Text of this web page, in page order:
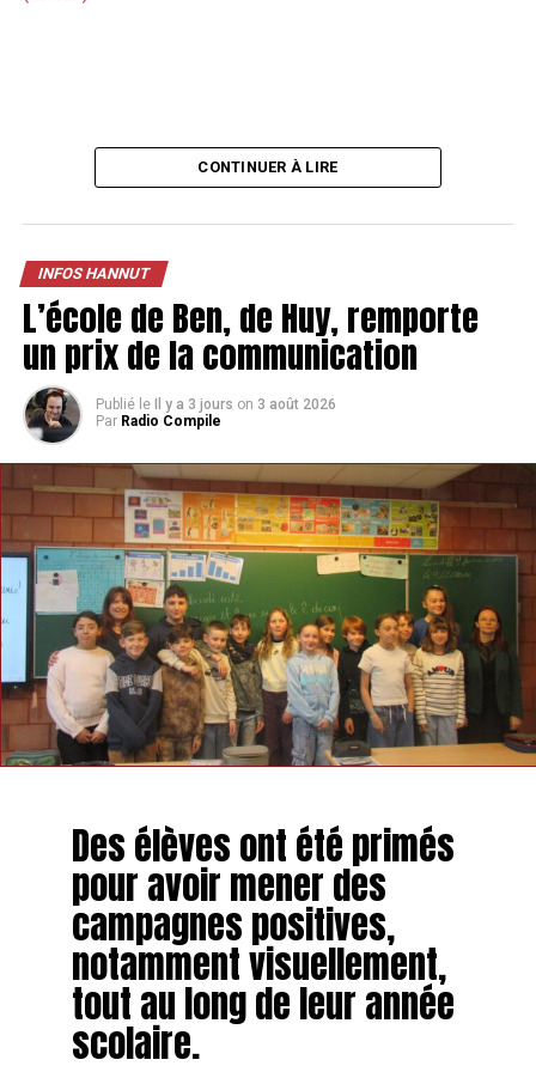
CONTINUER À LIRE
INFOS HANNUT
L’école de Ben, de Huy, remporte
un prix de la communication
Publié le Il y a 3 jours on 3 août 2026
Par Radio Compile
Des élèves ont été primés
pour avoir mener des
campagnes positives,
notamment visuellement,
tout au long de leur année
scolaire.